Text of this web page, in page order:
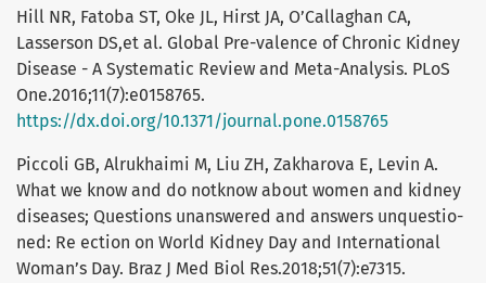
Hill NR, Fatoba ST, Oke JL, Hirst JA, O’Callaghan CA,
Lasserson DS,et al. Global Pre-valence of Chronic Kidney
Disease - A Systematic Review and Meta-Analysis. PLoS
One.2016;11(7):e0158765.
https://dx.doi.org/10.1371/journal.pone.0158765
Piccoli GB, Alrukhaimi M, Liu ZH, Zakharova E, Levin A.
What we know and do notknow about women and kidney
diseases; Questions unanswered and answers unquestio-
ned: Re ection on World Kidney Day and International
Woman’s Day. Braz J Med Biol Res.2018;51(7):e7315.